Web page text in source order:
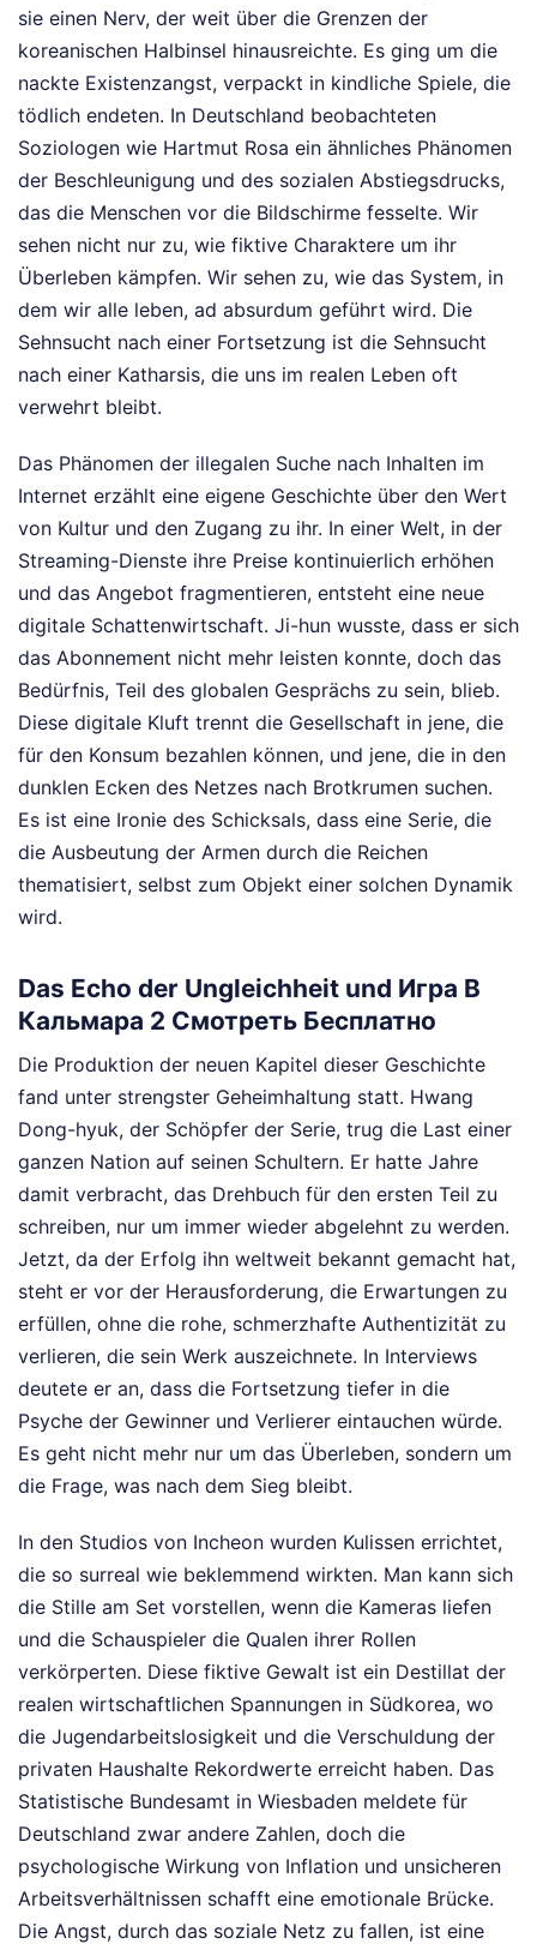
sie einen Nerv, der weit über die Grenzen der
koreanischen Halbinsel hinausreichte. Es ging um die
nackte Existenzangst, verpackt in kindliche Spiele, die
tödlich endeten. In Deutschland beobachteten
Soziologen wie Hartmut Rosa ein ähnliches Phänomen
der Beschleunigung und des sozialen Abstiegsdrucks,
das die Menschen vor die Bildschirme fesselte. Wir
sehen nicht nur zu, wie fiktive Charaktere um ihr
Überleben kämpfen. Wir sehen zu, wie das System, in
dem wir alle leben, ad absurdum geführt wird. Die
Sehnsucht nach einer Fortsetzung ist die Sehnsucht
nach einer Katharsis, die uns im realen Leben oft
verwehrt bleibt.
Das Phänomen der illegalen Suche nach Inhalten im
Internet erzählt eine eigene Geschichte über den Wert
von Kultur und den Zugang zu ihr. In einer Welt, in der
Streaming-Dienste ihre Preise kontinuierlich erhöhen
und das Angebot fragmentieren, entsteht eine neue
digitale Schattenwirtschaft. Ji-hun wusste, dass er sich
das Abonnement nicht mehr leisten konnte, doch das
Bedürfnis, Teil des globalen Gesprächs zu sein, blieb.
Diese digitale Kluft trennt die Gesellschaft in jene, die
für den Konsum bezahlen können, und jene, die in den
dunklen Ecken des Netzes nach Brotkrumen suchen.
Es ist eine Ironie des Schicksals, dass eine Serie, die
die Ausbeutung der Armen durch die Reichen
thematisiert, selbst zum Objekt einer solchen Dynamik
wird.
Das Echo der Ungleichheit und Игра В
Кальмара 2 Смотреть Бесплатно
Die Produktion der neuen Kapitel dieser Geschichte
fand unter strengster Geheimhaltung statt. Hwang
Dong-hyuk, der Schöpfer der Serie, trug die Last einer
ganzen Nation auf seinen Schultern. Er hatte Jahre
damit verbracht, das Drehbuch für den ersten Teil zu
schreiben, nur um immer wieder abgelehnt zu werden.
Jetzt, da der Erfolg ihn weltweit bekannt gemacht hat,
steht er vor der Herausforderung, die Erwartungen zu
erfüllen, ohne die rohe, schmerzhafte Authentizität zu
verlieren, die sein Werk auszeichnete. In Interviews
deutete er an, dass die Fortsetzung tiefer in die
Psyche der Gewinner und Verlierer eintauchen würde.
Es geht nicht mehr nur um das Überleben, sondern um
die Frage, was nach dem Sieg bleibt.
In den Studios von Incheon wurden Kulissen errichtet,
die so surreal wie beklemmend wirkten. Man kann sich
die Stille am Set vorstellen, wenn die Kameras liefen
und die Schauspieler die Qualen ihrer Rollen
verkörperten. Diese fiktive Gewalt ist ein Destillat der
realen wirtschaftlichen Spannungen in Südkorea, wo
die Jugendarbeitslosigkeit und die Verschuldung der
privaten Haushalte Rekordwerte erreicht haben. Das
Statistische Bundesamt in Wiesbaden meldete für
Deutschland zwar andere Zahlen, doch die
psychologische Wirkung von Inflation und unsicheren
Arbeitsverhältnissen schafft eine emotionale Brücke.
Die Angst, durch das soziale Netz zu fallen, ist eine